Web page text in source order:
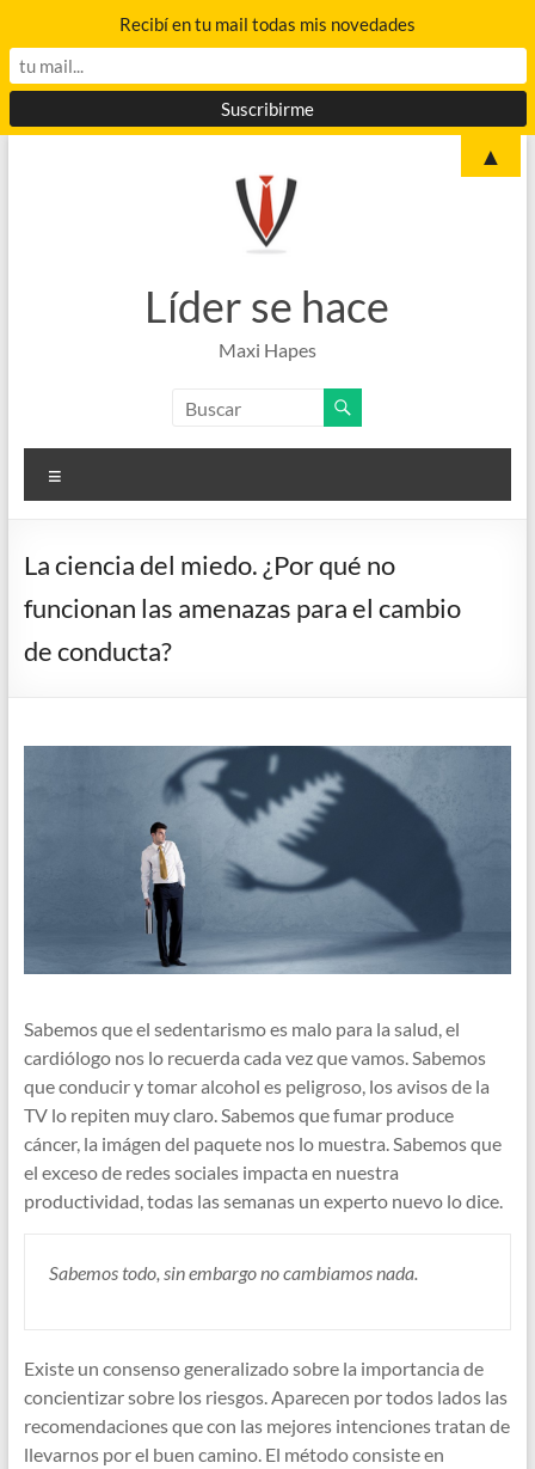
Líder se hace
Maxi Hapes
La ciencia del miedo. ¿Por qué no
funcionan las amenazas para el cambio
de conducta?
Sabemos que el sedentarismo es malo para la salud, el
cardiólogo nos lo recuerda cada vez que vamos. Sabemos
que conducir y tomar alcohol es peligroso, los avisos de la
TV lo repiten muy claro. Sabemos que fumar produce
cáncer, la imágen del paquete nos lo muestra. Sabemos que
el exceso de redes sociales impacta en nuestra
productividad, todas las semanas un experto nuevo lo dice.
Sabemos todo, sin embargo no cambiamos nada.
Existe un consenso generalizado sobre la importancia de
concientizar sobre los riesgos. Aparecen por todos lados las
recomendaciones que con las mejores intenciones tratan de
llevarnos por el buen camino. El método consiste en
Recibí en tu mail todas mis novedades
▲